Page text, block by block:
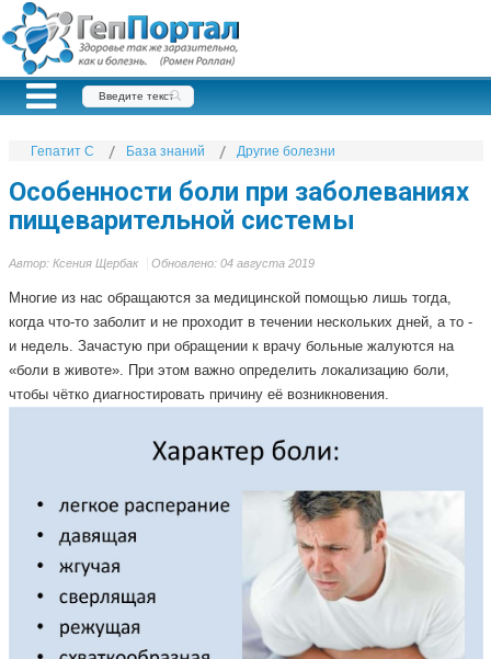
Гепатит С База знаний Другие болезни
Особенности боли при заболеваниях
пищеварительной системы
Автор: Ксения Щербак Обновлено: 04 августа 2019
Многие из нас обращаются за медицинской помощью лишь тогда,
когда что-то заболит и не проходит в течении нескольких дней, а то -
и недель. Зачастую при обращении к врачу больные жалуются на
«боли в животе». При этом важно определить локализацию боли,
чтобы чётко диагностировать причину её возникновения.